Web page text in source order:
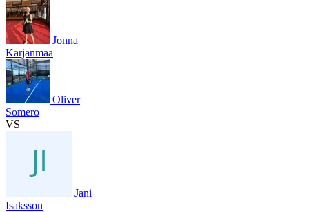
Jonna
Karjanmaa
Oliver
Somero
VS
Jani
Isaksson